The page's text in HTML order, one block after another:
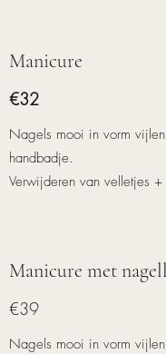
Manicure
€32
Nagels mooi in vorm
handbadje.
Verwijderen van velletjes
Manicure met
€39
Nagels mooi in vorm